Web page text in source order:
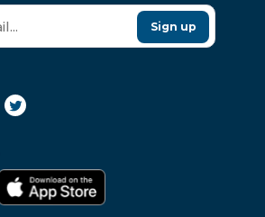
Sign up